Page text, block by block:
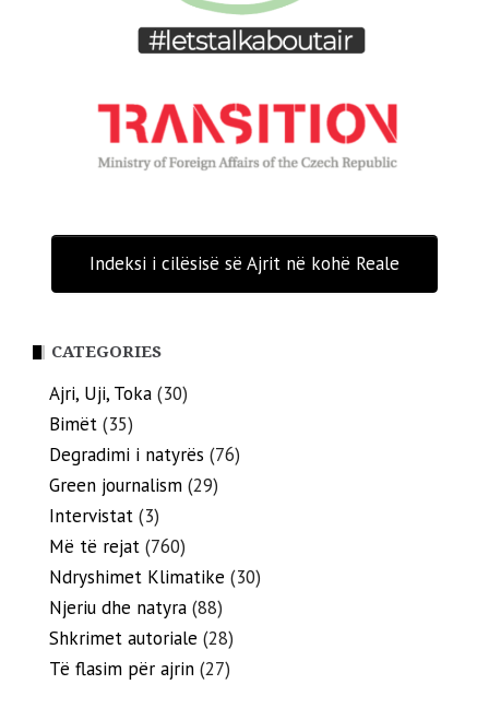
Indeksi i cilësisë së Ajrit në kohë Reale
CATEGORIES
Ajri, Uji, Toka (30)
Bimët (35)
Degradimi i natyrës (76)
Green journalism (29)
Intervistat (3)
Më të rejat (760)
Ndryshimet Klimatike (30)
Njeriu dhe natyra (88)
Shkrimet autoriale (28)
Të flasim për ajrin (27)